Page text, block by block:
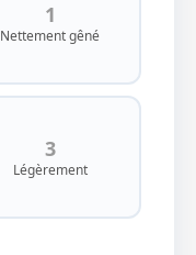
1
Nettement gêné
3
Légèrement